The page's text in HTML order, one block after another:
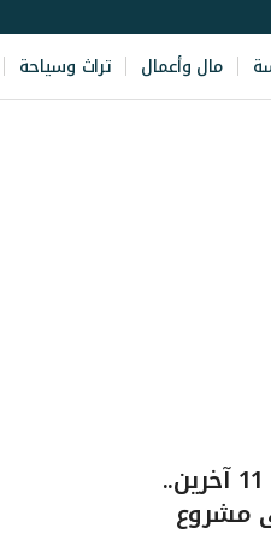
مال وأعمال تراث وسياحة
بموافقة 41 مستشارا ومعارضة 11 آخرين..
مشروع